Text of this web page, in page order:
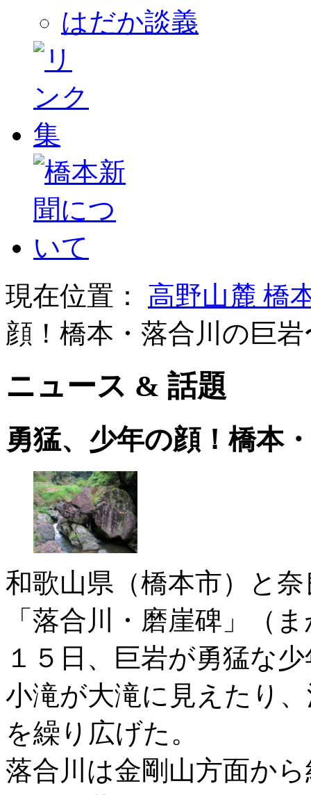
はだか談義
現在位置： 高野山麓 橋
顔！橋本・落合川の巨
ニュース & 話題
勇猛、少年の顔！橋本
和歌山県（橋本市）と
「落合川・磨崖碑」（
１５日、巨岩が勇猛な
小滝が大滝に見えたり
を繰り広げた。
落合川は金剛山方面か